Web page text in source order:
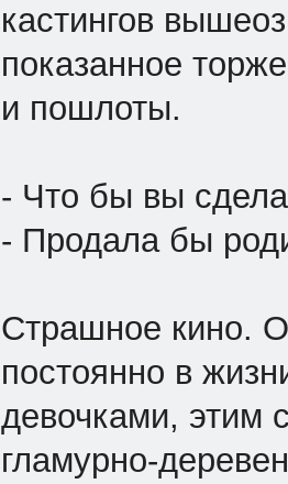
кастингов
показанное
и пошлоты.
- Что бы вы
- Продала бы
Страшное кино.
постоянно в
девочками, этим
гламурно-